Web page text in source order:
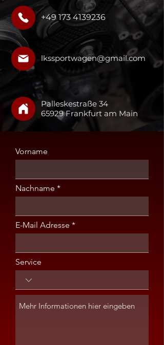
+49 173 4139236
lkssportwagen@gmail.com
Palleskestraße 34
65929 Frankfurt am Main
Vorname
Nachname
E-Mail Adresse
Service